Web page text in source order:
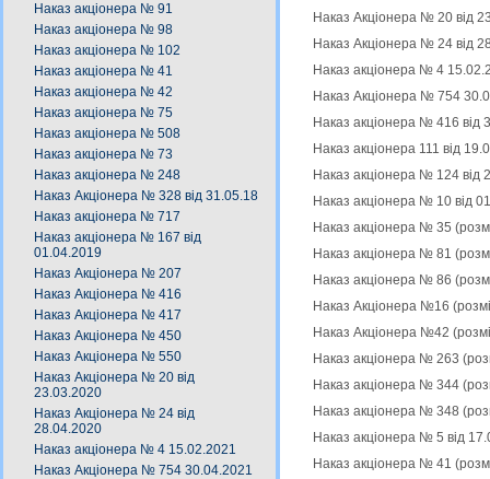
Наказ акціонера № 91
Наказ акціонера № 98
Наказ акціонера № 102
Наказ акціонера № 41
Наказ акціонера № 42
Наказ акціонера № 75
Наказ акціонера № 508
Наказ акціонера № 73
Наказ акціонера № 248
Наказ Акціонера № 328 від 31.05.18
Наказ акціонера № 717
Наказ акціонера № 167 від
01.04.2019
Наказ Акціонера № 207
Наказ Акціонера № 416
Наказ Акціонера № 417
Наказ Акціонера № 450
Наказ Акціонера № 550
Наказ Акціонера № 20 від
23.03.2020
Наказ Акціонера № 24 від
28.04.2020
Наказ акціонера № 4 15.02.2021
Наказ Акціонера № 754 30.04.2021
Наказ Акціонера № 20 від
Наказ Акціонера № 24 від
Наказ акціонера № 4
Наказ Акціонера № 754
Наказ акціонера № 416
Наказ акціонера 111 від
Наказ акціонера № 124
Наказ акціонера № 10 від
Наказ акціонера № 35
Наказ акціонера № 81
Наказ акціонера № 86
Наказ Акціонера №16
Наказ Акціонера №42
Наказ акціонера № 263
Наказ акціонера № 344
Наказ акціонера № 348
Наказ акціонера № 5 від
Наказ акціонера № 41